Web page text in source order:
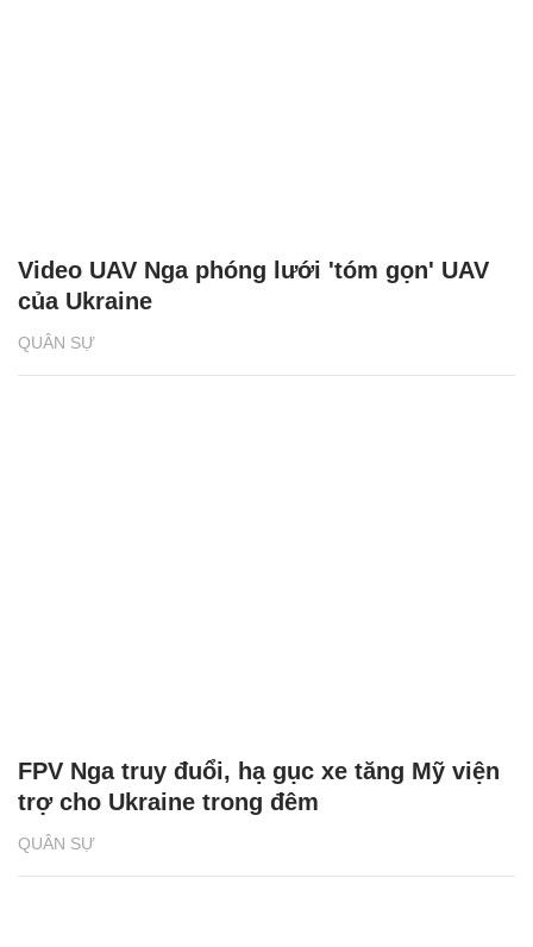
QUÂN SỰ
Video UAV Nga phóng lưới 'tóm gọn' UAV
của Ukraine
QUÂN SỰ
FPV Nga truy đuổi, hạ gục xe tăng Mỹ viện
trợ cho Ukraine trong đêm